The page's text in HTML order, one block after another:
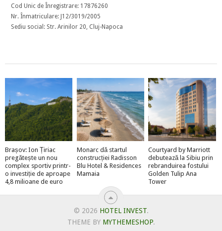
Cod Unic de Înregistrare: 17876260
Nr. Înmatriculare: J12/3019/2005
Sediu social: Str. Arinilor 20, Cluj-Napoca
Brașov: Ion Țiriac
pregătește un nou
complex sportiv printr-
o investiție de aproape
4,8 milioane de euro
Monarc dă startul
construcției Radisson
Blu Hotel & Residences
Mamaia
Courtyard by Marriott
debutează la Sibiu prin
rebranduirea fostului
Golden Tulip Ana
Tower
© 2026 HOTEL INVEST.
THEME BY MYTHEMESHOP.